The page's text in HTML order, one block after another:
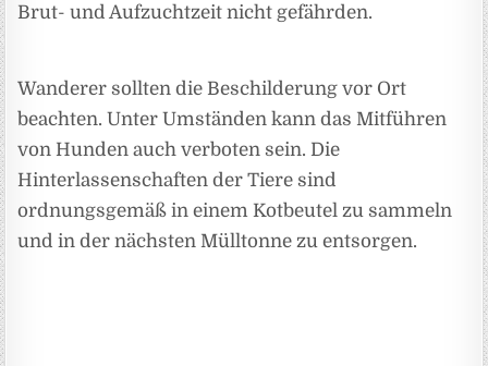
Brut- und Aufzuchtzeit nicht gefährden.
Wanderer sollten die Beschilderung vor Ort
beachten. Unter Umständen kann das Mitführen
von Hunden auch verboten sein. Die
Hinterlassenschaften der Tiere sind
ordnungsgemäß in einem Kotbeutel zu sammeln
und in der nächsten Mülltonne zu entsorgen.